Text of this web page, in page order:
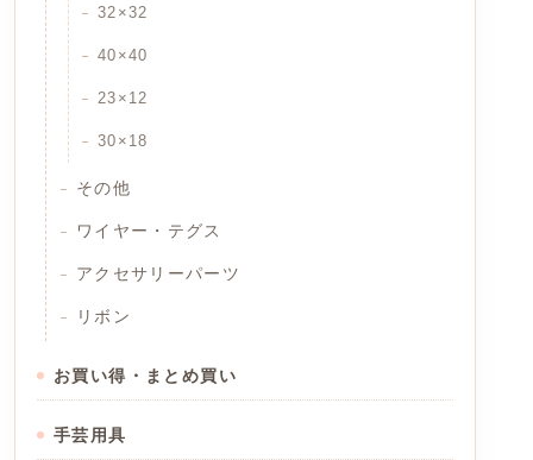
32×32
40×40
23×12
30×18
その他
ワイヤー・テグス
アクセサリーパーツ
リボン
お買い得・まとめ買い
手芸用具